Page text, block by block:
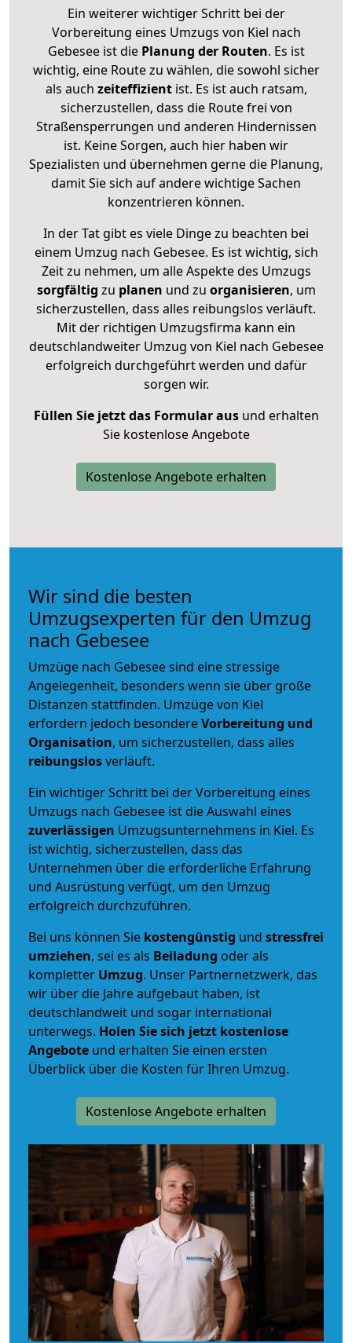
Ein weiterer wichtiger Schritt bei der
Vorbereitung eines Umzugs von Kiel nach
Gebesee ist diePlanung der Routen. Es ist
wichtig, eine Route zu wählen, die sowohl sicher
als auch zeiteffizientist. Es ist auch ratsam,
sicherzustellen, dass die Route frei von
Straßensperrungen und anderen Hindernissen
ist. Keine Sorgen, auch hier haben wir
Spezialisten und übernehmen gerne die Planung,
damit Sie sich auf andere wichtige Sachen
konzentrieren können.
In der Tat gibt es viele Dinge zu beachten bei
einem Umzug nach Gebesee. Es ist wichtig, sich
Zeit zu nehmen, um alle Aspekte des Umzugs
sorgfältig zu planen und zu organisieren, um
sicherzustellen, dass alles reibungslos verläuft.
Mit der richtigen Umzugsfirma kann ein
deutschlandweiter Umzug von Kiel nach Gebesee
erfolgreich durchgeführt werden und dafür
sorgen wir.
Füllen Sie jetzt das Formular ausund erhalten
Sie kostenlose Angebote
Kostenlose Angebote erhalten
Wir sind die besten
Umzugsexperten für den Umzug
nach Gebesee
Umzüge nach Gebesee sind eine stressige
Angelegenheit, besonders wenn sie über große
Distanzen stattfinden. Umzüge von Kiel
erfordern jedoch besondereVorbereitung und
Organisation, um sicherzustellen, dass alles
reibungslosverläuft.
Ein wichtiger Schritt bei der Vorbereitung eines
Umzugs nach Gebesee ist die Auswahl eines
zuverlässigen Umzugsunternehmens in Kiel. Es
ist wichtig, sicherzustellen, dass das
Unternehmen über die erforderliche Erfahrung
und Ausrüstung verfügt, um den Umzug
erfolgreich durchzuführen.
Bei uns können Sie kostengünstig und stressfrei
umziehen, sei es als Beiladung oder als
kompletter Umzug. Unser Partnernetzwerk, das
wir über die Jahre aufgebaut haben, ist
deutschlandweit und sogar international
unterwegs. Holen Sie sich jetzt kostenlose
Angebote und erhalten Sie einen ersten
Überblick über die Kosten für Ihren Umzug.
Kostenlose Angebote erhalten